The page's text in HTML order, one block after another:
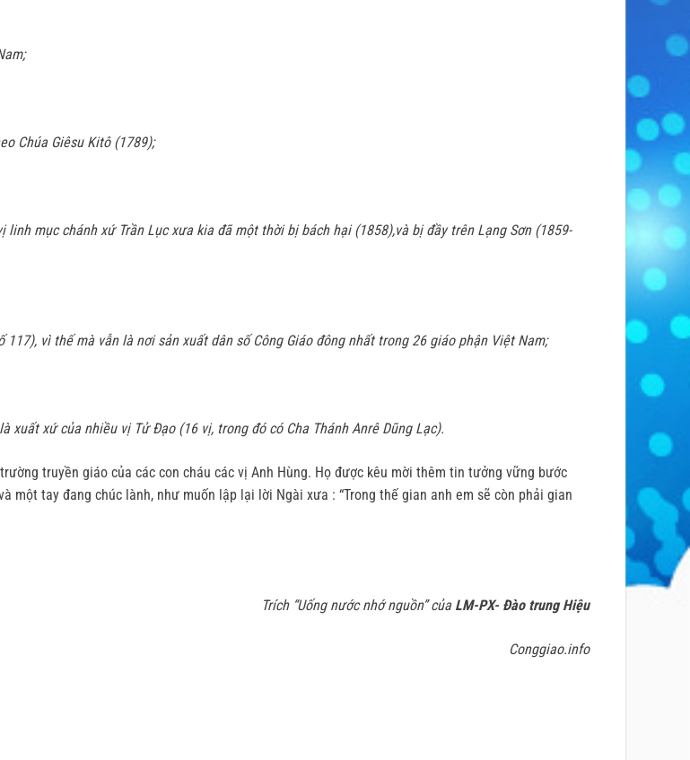
Chúa Giêsu Kitô (1789);
mục chánh xứ Trần Lục xưa kia đã một thời bị bách hại (1858),và bị đầy trên Lạng Sơn (1859-
vì thế mà vẫn là nơi sản xuất dân số Công Giáo đông nhất trong 26 giáo phận Việt Nam;
xứ của nhiều vị Tử Ðạo (16 vị, trong đó có Cha Thánh Anrê Dũng Lạc).
truyền giáo của các con cháu các vị Anh Hùng. Họ được kêu mời thêm tin tưởng vững bước
tay đang chúc lành, như muốn lập lại lời Ngài xưa : “Trong thế gian anh em sẽ còn phải gian
Trích “Uống nước nhớ nguồn” của LM-PX- Đào trung Hiệu
Conggiao.info